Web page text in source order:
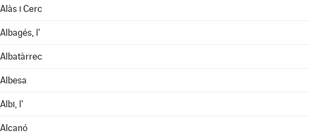
Alàs i Cerc
Albagés, l'
Albatàrrec
Albesa
Albi, l'
Alcanó